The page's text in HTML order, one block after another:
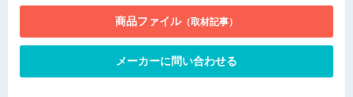
商品ファイル（取材記事）
メーカーに問い合わせる